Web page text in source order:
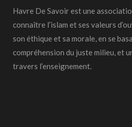
Havre De Savoir est une
connaître l’islam et ses valeurs
son éthique et sa morale, en se
compréhension du juste milieu, et
travers l’enseignement.